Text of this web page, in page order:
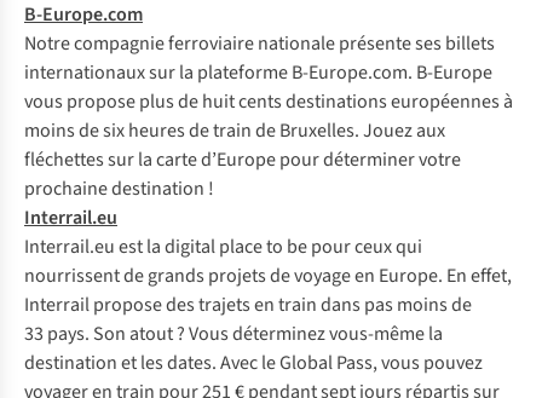
B-Europe.com
Notre compagnie ferroviaire nationale présente ses billets
internationaux sur la plateforme B-Europe.com. B-Europe
vous propose plus de huit cents destinations européennes à
moins de six heures de train de Bruxelles. Jouez aux
fléchettes sur la carte d’Europe pour déterminer votre
prochaine destination !
Interrail.eu
Interrail.eu est ladigital place to bepour ceux qui
nourrissent de grands projets de voyage en Europe. En effet,
Interrail propose des trajets en train dans pas moins de
33 pays. Son atout ? Vous déterminez vous-même la
destination et les dates. Avec le Global Pass, vous pouvez
voyager en train pour 251 € pendant sept jours répartis sur